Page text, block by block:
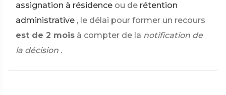
assignation à résidence ou de rétention
administrative , le délai pour former un recours
est de 2 mois à compter de la notification de
la décision .